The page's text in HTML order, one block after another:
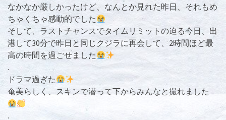
なかなか厳しかったけど、なんとか見れた昨日、それもめ
ちゃくちゃ感動的でした
そして、ラストチャンスでタイムリミットの迫る今日、出
港して30分で昨日と同じクジラに再会して、2時間ほど最
高の時間を過ごせました
.
ドラマ過ぎた
奄美らしく、スキンで潜って下からみんなと撮れました
.